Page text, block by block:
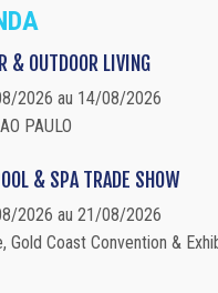
& OUTDOOR LIVING
2026 au 14/08/2026
PAULO
& SPA TRADE SHOW
2026 au 21/08/2026
Gold Coast Convention &